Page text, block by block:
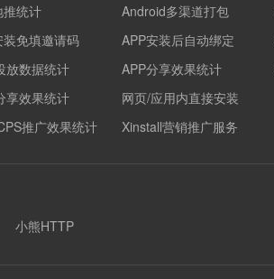
统计
Android多渠道打包
免填邀请码
APP安装后自动绑定
放数据统计
APP分享效果统计
享效果统计
网页/应用内直接安装
推广效果统计
Xinstall营销推广服务
小熊HTTP